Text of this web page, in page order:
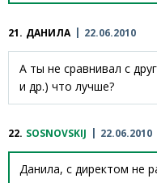
21. ДАНИЛА 22.06.2010
А ты не сравнивал с
и др.) что лучше?
22. SOSNOVSKIJ 22.06.2010
Данила, с директом не